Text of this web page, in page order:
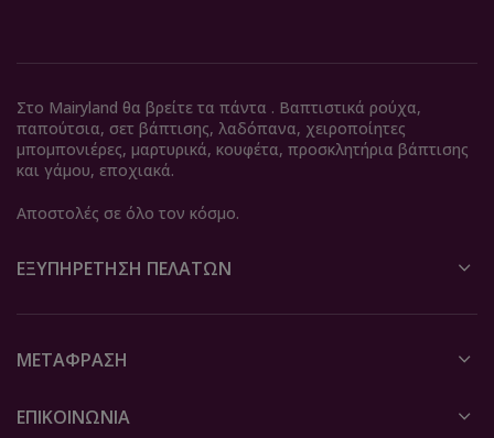
Στο Mairyland θα βρείτε τα πάντα . Βαπτιστικά ρούχα,
παπούτσια, σετ βάπτισης, λαδόπανα, χειροποίητες
μπομπονιέρες, μαρτυρικά, κουφέτα, προσκλητήρια βάπτισης
και γάμου, εποχιακά.
Αποστολές σε όλο τον κόσμο.
ΕΞΥΠΗΡΈΤΗΣΗ ΠΕΛΑΤΏΝ
ΜΕΤΆΦΡΑΣΗ
ΕΠΙΚΟΙΝΩΝΙΑ